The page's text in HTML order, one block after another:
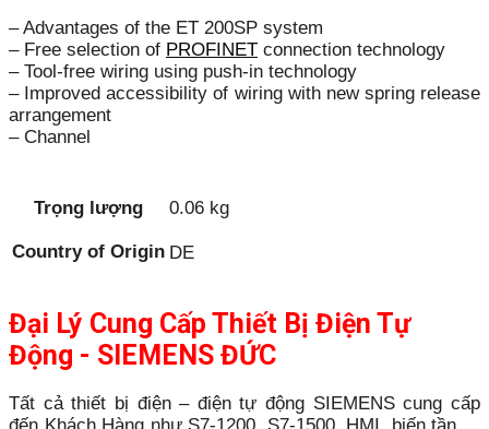
– Advantages of the ET 200SP system
– Free selection of PROFINET connection technology
– Tool-free wiring using push-in technology
– Improved accessibility of wiring with new spring release
arrangement
– Channel
Trọng lượng 0.06 kg
Country of Origin DE
Đại Lý Cung Cấp Thiết Bị Điện Tự
Động - SIEMENS ĐỨC
Tất cả thiết bị điện – điện tự động SIEMENS cung cấp